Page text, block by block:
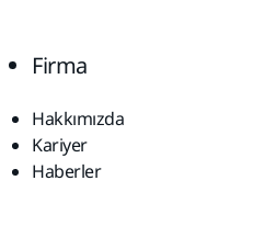
Firma
Hakkımızda
Kariyer
Haberler